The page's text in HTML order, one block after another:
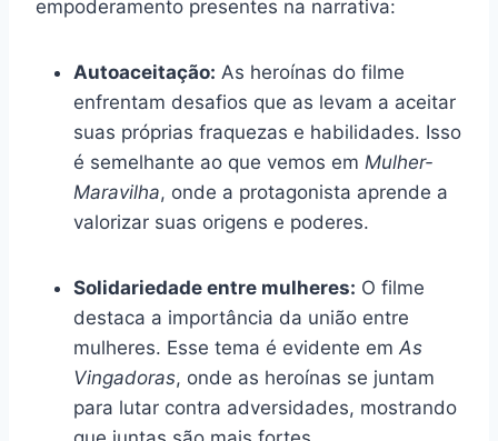
empoderamento presentes na narrativa:
Autoaceitação: As heroínas do filme
enfrentam desafios que as levam a aceitar
suas próprias fraquezas e habilidades. Isso
é semelhante ao que vemos em Mulher-
Maravilha, onde a protagonista aprende a
valorizar suas origens e poderes.
Solidariedade entre mulheres: O filme
destaca a importância da união entre
mulheres. Esse tema é evidente em As
Vingadoras, onde as heroínas se juntam
para lutar contra adversidades, mostrando